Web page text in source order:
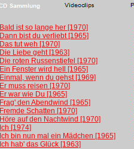
Bald ist so lange her [1970]
Dann bist du verliebt [1965]
Das tut weh [1970]
Die Liebe geht [1963]
Die roten Russenstiefel [1970]
Ein Fenster wird hell [1965]
Einmal, wenn du gehst [1969]
Er muss reisen [1970]
Er war wie Du [1965]
Frag' den Abendwind [1965]
Fremde Schatten [1970]
Höre auf den Nachtwind [1970]
Ich [1974]
Ich bin nun mal ein Mädchen [1965]
Ich hab' das Glück [1963]